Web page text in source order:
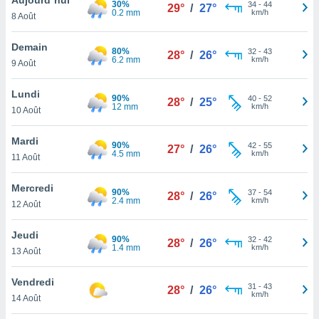
et
»,
au
vous
qu'ils
ou
le
ainsi
un
la
du
8 Août
30%
0.2 mm
29° / 27° 34- 44
km/h
Demain
9 Août
80%
6.2 mm
28° / 26° 32- 43
km/h
Lundi
10 Août
90%
12 mm
28° / 25° 40- 52
km/h
Mardi
11 Août
90%
4.5 mm
27° / 26° 42- 55
km/h
Mercredi
12 Août
90%
2.4 mm
28° / 26° 37- 54
km/h
Jeudi
13 Août
90%
1.4 mm
28° / 26° 32- 42
km/h
Vendredi
14 Août
28° / 26° 31 - 43
km/h